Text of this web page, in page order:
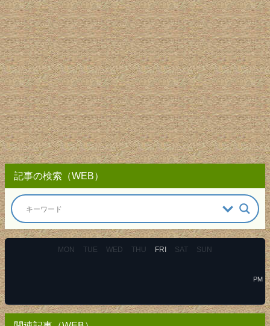
記事の検索（WEB）
MON TUE WED THU FRI SAT SUN
PM